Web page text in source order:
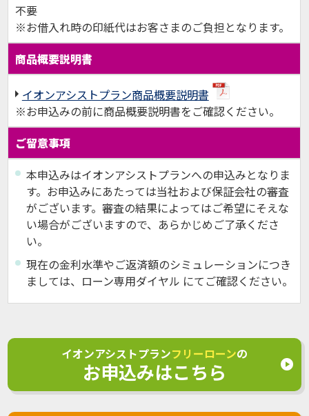
不要
※お借入れ時の印紙代はお客さまのご負担となります。
商品概要説明書
イオンアシストプラン商品概要説明書
※お申込みの前に商品概要説明書をご確認ください。
ご留意事項
本申込みはイオンアシストプランへの申込みとなりま
す。お申込みにあたっては当社および保証会社の審査
がございます。審査の結果によってはご希望にそえな
い場合がございますので、あらかじめご了承くださ
い。
現在の金利水準やご返済額のシミュレーションにつき
ましては、ローン専用ダイヤル にてご確認ください。
イオンアシストプランフリーローンの
お申込みはこちら